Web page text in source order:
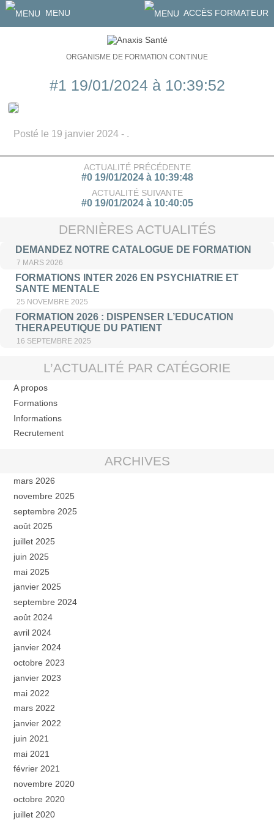
MENU ACCÈS FORMATEUR
ORGANISME DE FORMATION CONTINUE
#1 19/01/2024 à 10:39:52
Posté le 19 janvier 2024 - .
ACTUALITÉ PRÉCÉDENTE
#0 19/01/2024 à 10:39:48
ACTUALITÉ SUIVANTE
#0 19/01/2024 à 10:40:05
DERNIÈRES ACTUALITÉS
DEMANDEZ NOTRE CATALOGUE DE FORMATION
7 MARS 2026
FORMATIONS INTER 2026 EN PSYCHIATRIE ET
SANTE MENTALE
25 NOVEMBRE 2025
FORMATION 2026 : DISPENSER L’EDUCATION
THERAPEUTIQUE DU PATIENT
16 SEPTEMBRE 2025
L’ACTUALITÉ PAR CATÉGORIE
A propos
Formations
Informations
Recrutement
ARCHIVES
mars 2026
novembre 2025
septembre 2025
août 2025
juillet 2025
juin 2025
mai 2025
janvier 2025
septembre 2024
août 2024
avril 2024
janvier 2024
octobre 2023
janvier 2023
mai 2022
mars 2022
janvier 2022
juin 2021
mai 2021
février 2021
novembre 2020
octobre 2020
juillet 2020